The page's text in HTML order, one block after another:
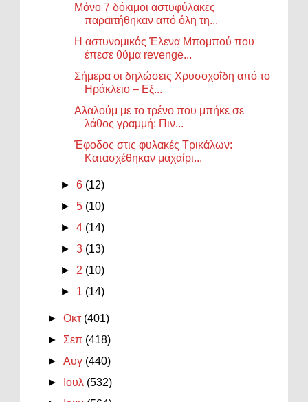
Μόνο 7 δόκιμοι αστυφύλακες
παραιτήθηκαν από όλη τη...
Η αστυνομικός Έλενα Μπομπού που
έπεσε θύμα revenge...
Σήμερα οι δηλώσεις Χρυσοχοΐδη από το
Ηράκλειο – Εξ...
Αλαλούμ με το τρένο που μπήκε σε
λάθος γραμμή: Πιν...
Έφοδος στις φυλακές Τρικάλων:
Κατασχέθηκαν μαχαίρι...
►6 (12)
►5 (10)
►4 (14)
►3 (13)
► 2 (10)
► 1 (14)
►Οκτ (401)
► Σεπ (418)
►Αυγ (440)
►
Ιουλ (532)